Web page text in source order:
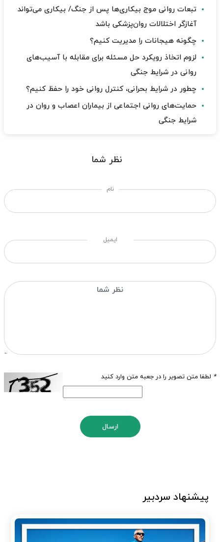
تبعات روانی موج بیکاری‌ها پس از جنگ/ بیکاری می‌تواند
آغازگر اختلالات روان‌پزشکی باشد
چگونه هیجانات را مدیریت کنیم؟
لزوم اتخاذ رویکرد حل مسئله برای مقابله با آسیب‌های
روانی در شرایط جنگی
چطور در شرایط بحرانی، کنترل روانی خود را حفظ کنیم؟
حمایت‌های روانی اجتماعی از بیماران اعصاب و روان در
شرایط جنگی
نظر شما
نام
ایمیل
* لطفا متن تصویر را در جعبه متن وارد کنید
ارسال
پیشنهاد سردبیر